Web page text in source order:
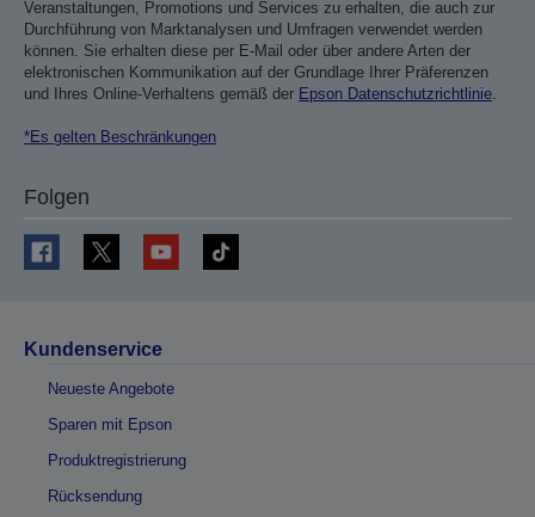
Veranstaltungen, Promotions und Services zu erhalten, die auch zur
Durchführung von Marktanalysen und Umfragen verwendet werden
können. Sie erhalten diese per E-Mail oder über andere Arten der
elektronischen Kommunikation auf der Grundlage Ihrer Präferenzen
und Ihres Online-Verhaltens gemäß der Epson Datenschutzrichtlinie.
*Es gelten Beschränkungen
Folgen
Kundenservice
Neueste Angebote
Sparen mit Epson
Produktregistrierung
Rücksendung